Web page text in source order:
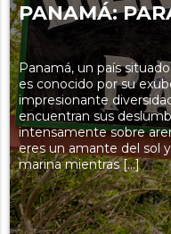
PANAMÁ:
Panamá, un país
es conocido por su
impresionante
encuentran sus
intensamente sobre
eres un amante del sol
marina mientras […]